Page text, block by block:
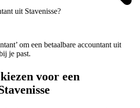
uit Stavenisse?
om een betaalbare accountant uit
je past.
voor een